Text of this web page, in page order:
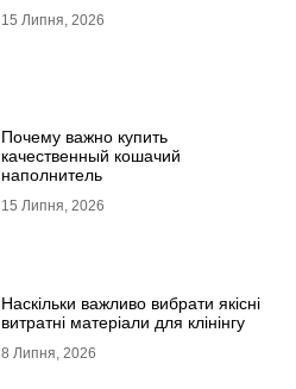
15 Липня, 2026
Почему важно купить
качественный кошачий
наполнитель
15 Липня, 2026
Наскільки важливо вибрати якісні
витратні матеріали для клінінгу
8 Липня, 2026